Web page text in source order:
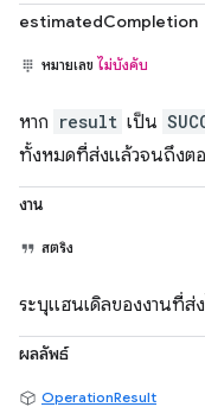
estimatedCompletion
หมายเลข ไม่บังคับ
หาก result เป็น
ทั้งหมดที่ส่งแล้วจนถึงต
งาน
สตริง
ระบุแฮนเดิลของงานที่ส่
ผลลัพธ์
OperationResult